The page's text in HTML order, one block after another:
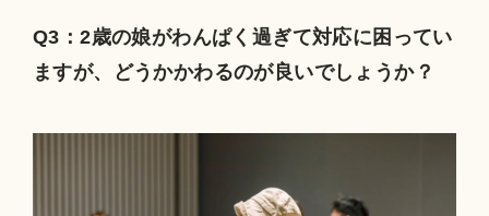
Q3：2歳の娘がわんぱく過ぎて対応に困ってい
ますが、どうかかわるのが良いでしょうか？